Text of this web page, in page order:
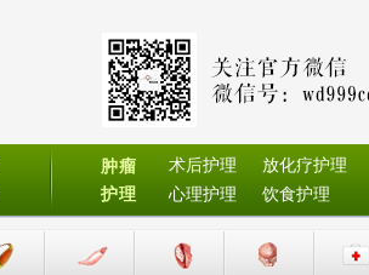
肿瘤
护理
术后护理
放化疗护理
心理护理
饮食护理